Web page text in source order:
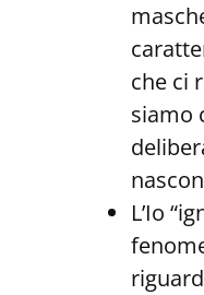
che ci
siamo
L’Io